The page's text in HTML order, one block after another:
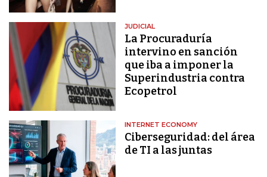
JUDICIAL
La Procuraduría
intervino en sanción
que iba a imponer la
Superindustria contra
Ecopetrol
INTERNET ECONOMY
Ciberseguridad: del área
de TI a las juntas